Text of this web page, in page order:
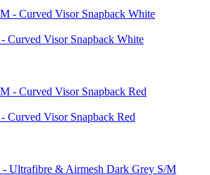
Curved Visor Snapback White
Curved Visor Snapback Red